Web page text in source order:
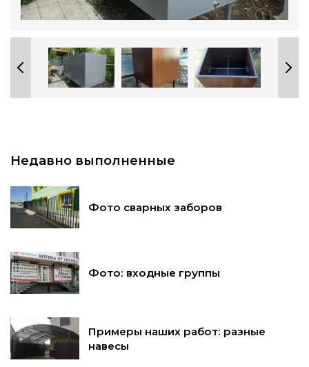
Недавно выполненные
Фото сварных заборов
Фото: входные группы
Примеры наших работ: разные
навесы